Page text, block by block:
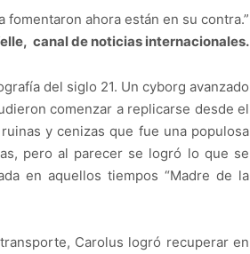
ahora están en su contra.”
canal de noticias internacionales.
del siglo 21. Un cyborg avanzado
comenzar a replicarse desde el
y cenizas que fue una populosa
pero al parecer se logró lo que se
en aquellos tiempos “Madre de la
Carolus logró recuperar en